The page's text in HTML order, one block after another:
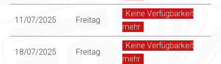
11/07/2025 Freitag
Keine Verfügbarkeit
mehr
18/07/2025 Freitag
Keine Verfügbarkeit
mehr